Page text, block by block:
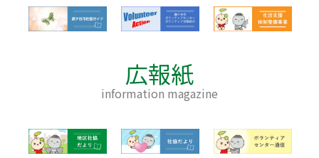
広報紙
information magazine